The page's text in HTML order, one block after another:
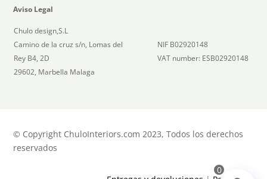
Aviso Legal
Chulo design,S.L
Camino de la cruz s/n, Lomas del
Rey B4, 2D
29602, Marbella Malaga
NIF B02920148
VAT number: ESB02920148
© Copyright ChuloInteriors.com 2023, Todos los derechos
reservados
0